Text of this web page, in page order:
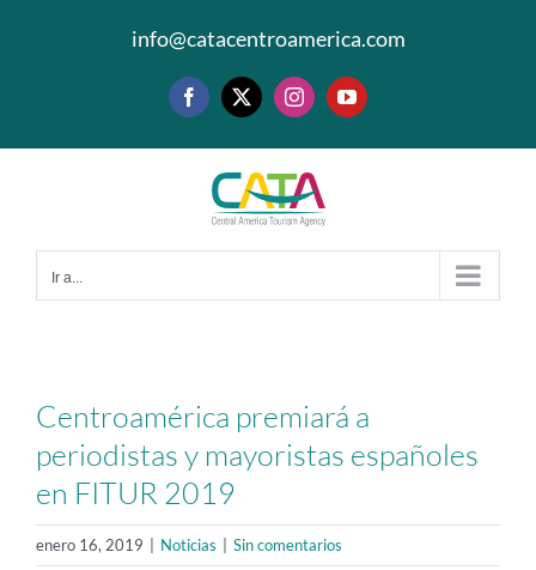
info@catacentroamerica.com
Facebook
X InstagramYouTube
Ir a...
Centroamérica premiará a
periodistas y mayoristas españoles
en FITUR 2019
enero 16, 2019 | Noticias | Sin comentarios